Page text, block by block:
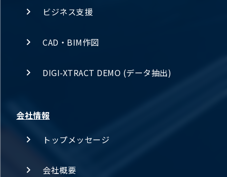
ビジネス支援
CAD・BIM作図
DIGI-XTRACT DEMO (データ抽出)
会社情報
トップメッセージ
会社概要